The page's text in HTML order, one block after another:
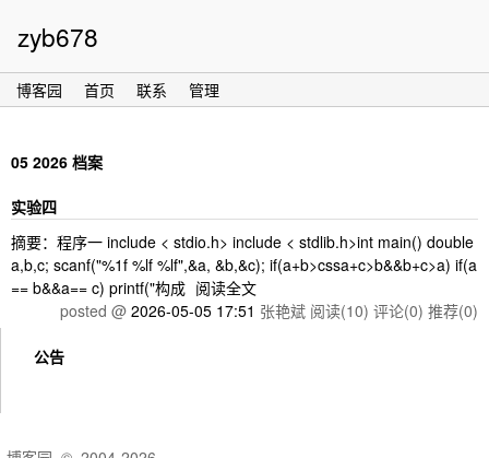
zyb678
博客园 首页 联系 管理
05 2026 档案
实验四
摘要：程序一 include < stdio.h> include < stdlib.h>int main() double
a,b,c; scanf("%1f %lf %lf",&a, &b,&c); if(a+b>cssa+c>b&&b+c>a) if(a
== b&&a== c) printf("构成 阅读全文
posted @ 2026-05-05 17:51 张艳斌 阅读(10) 评论(0) 推荐(0)
公告